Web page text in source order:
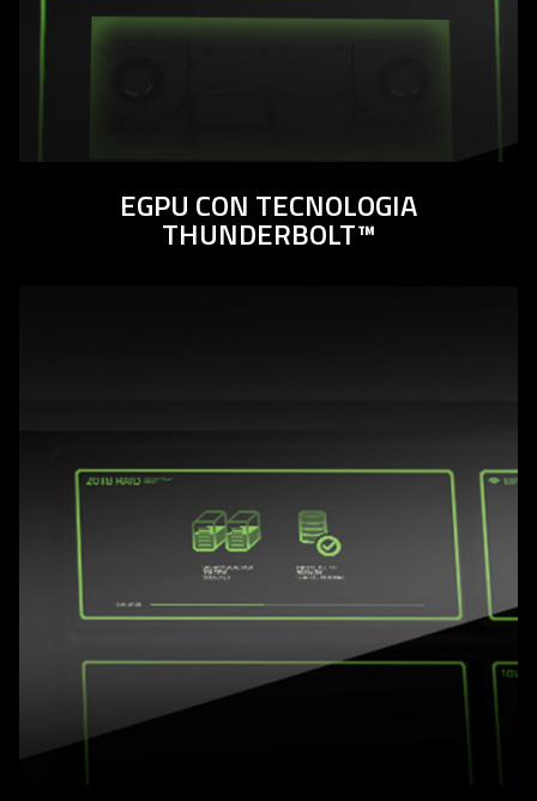
EGPU CON TECNOLOGIA
THUNDERBOLT™